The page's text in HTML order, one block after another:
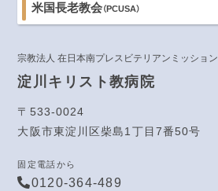
米国長老教会（PCUSA）
宗教法人 在日本南プレスビテリアンミッション
淀川キリスト教病院
〒533-0024
大阪市東淀川区柴島1丁目7番50号
固定電話から
0120-364-489